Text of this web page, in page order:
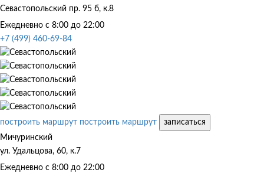
Севастопольский пр. 95 б, к.8
Ежедневно с 8:00 до 22:00
+7 (499) 460-69-84
построить маршрут построить маршрут
записаться
Мичуринский
ул. Удальцова, 60, к.7
Ежедневно с 8:00 до 22:00